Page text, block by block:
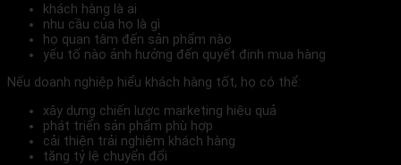
khách hàng là ai
nhu cầu của họ là gì
họ quan tâm đến sản phẩm nào
yếu tố nào ảnh hưởng đến quyết định mua hàng
Nếu doanh nghiệp hiểu khách hàng tốt, họ có thể:
xây dựng chiến lược marketing hiệu quả
phát triển sản phẩm phù hợp
cải thiện trải nghiệm khách hàng
tăng tỷ lệ chuyển đổi